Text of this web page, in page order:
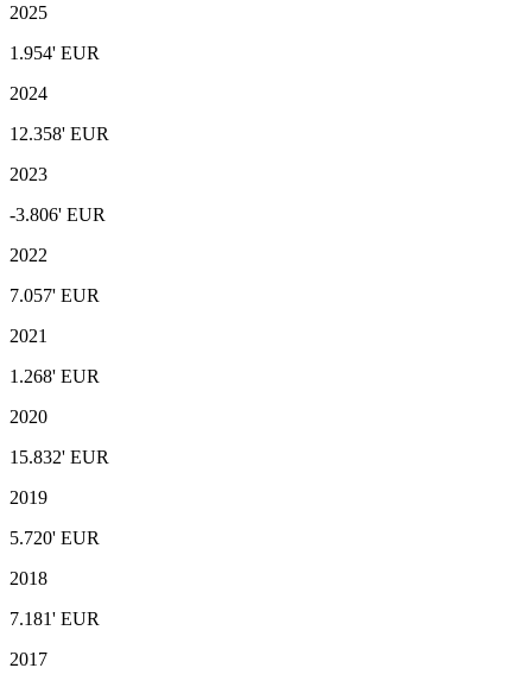
2025
1.954' EUR
2024
12.358' EUR
2023
-3.806' EUR
2022
7.057' EUR
2021
1.268' EUR
2020
15.832' EUR
2019
5.720' EUR
2018
7.181' EUR
2017